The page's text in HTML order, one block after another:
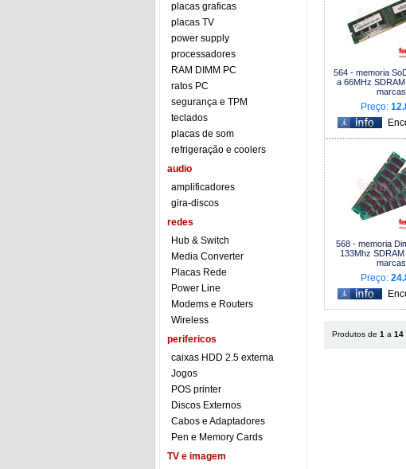
placas graficas
placas TV
power supply
processadores
RAM DIMM PC
ratos PC
segurança e TPM
teclados
placas de som
refrigeração e coolers
audio
amplificadores
gira-discos
redes
Hub & Switch
Media Converter
Placas Rede
Power Line
Modems e Routers
Wireless
perifericos
caixas HDD 2.5 externa
Jogos
POS printer
Discos Externos
Cabos e Adaptadores
Pen e Memory Cards
TV e imagem
564 - memoria
a 66MHz
marcas
Preço:
568 - memoria
133Mhz
marcas
Preço:
Produtos de 1 a 14